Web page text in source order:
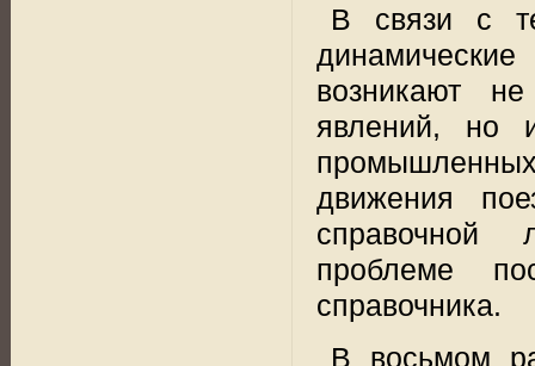
В связи с
динамические
возникают
явлений, но
движения
справочной
проблеме
справочника.
В восьмом